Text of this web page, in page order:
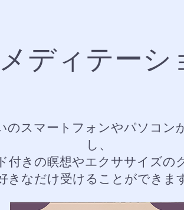
ディテーシ
のスマートフォンやパソコン
し、
付きの瞑想やエクササイズの
きなだけ受けることができま